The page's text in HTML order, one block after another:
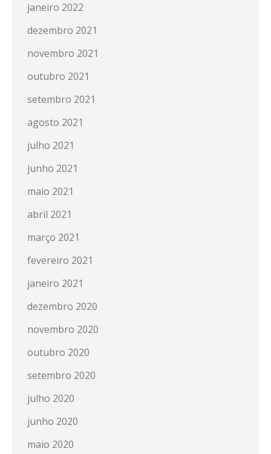
janeiro 2022
dezembro 2021
novembro 2021
outubro 2021
setembro 2021
agosto 2021
julho 2021
junho 2021
maio 2021
abril 2021
março 2021
fevereiro 2021
janeiro 2021
dezembro 2020
novembro 2020
outubro 2020
setembro 2020
julho 2020
junho 2020
maio 2020